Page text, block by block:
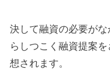
決して融資の必要が
らしつこく融資提案
想されます。